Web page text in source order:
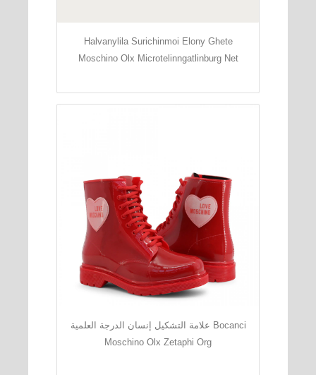
Halvanylila Surichinmoi Elony Ghete
Moschino Olx Microtelinngatlinburg Net
علامة التشكيل إنسان الدرجة العلمية Bocanci
Moschino Olx Zetaphi Org